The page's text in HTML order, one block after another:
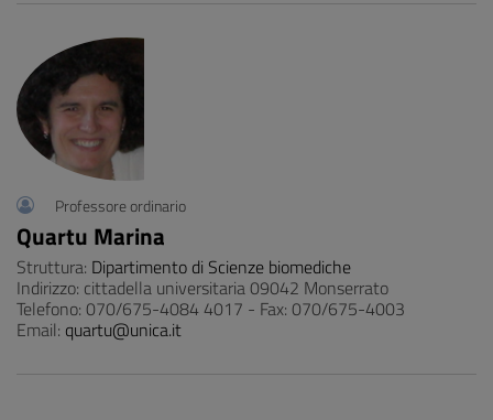
Professore ordinario
Quartu Marina
Struttura: Dipartimento di Scienze biomediche
Indirizzo: cittadella universitaria 09042 Monserrato
Telefono: 070/675-4084 4017 - Fax: 070/675-4003
Email: quartu@unica.it